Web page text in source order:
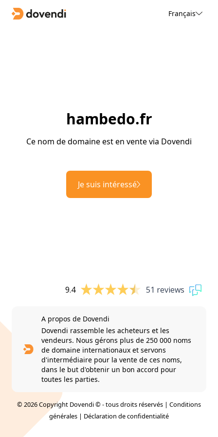
Français
hambedo.fr
Ce nom de domaine est en vente via Dovendi
Je suis intéressé
9.4 51 reviews
A propos de Dovendi
Dovendi rassemble les acheteurs et les
vendeurs. Nous gérons plus de 250 000 noms
de domaine internationaux et servons
d'intermédiaire pour la vente de ces noms,
dans le but d'obtenir un bon accord pour
toutes les parties.
© 2026 Copyright Dovendi © - tous droits réservés | Conditions
générales | Déclaration de confidentialité